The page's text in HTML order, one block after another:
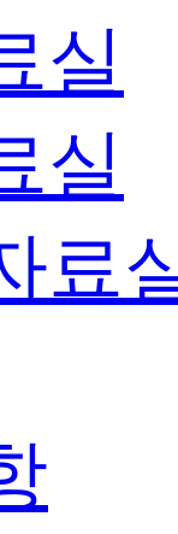
실
실
료